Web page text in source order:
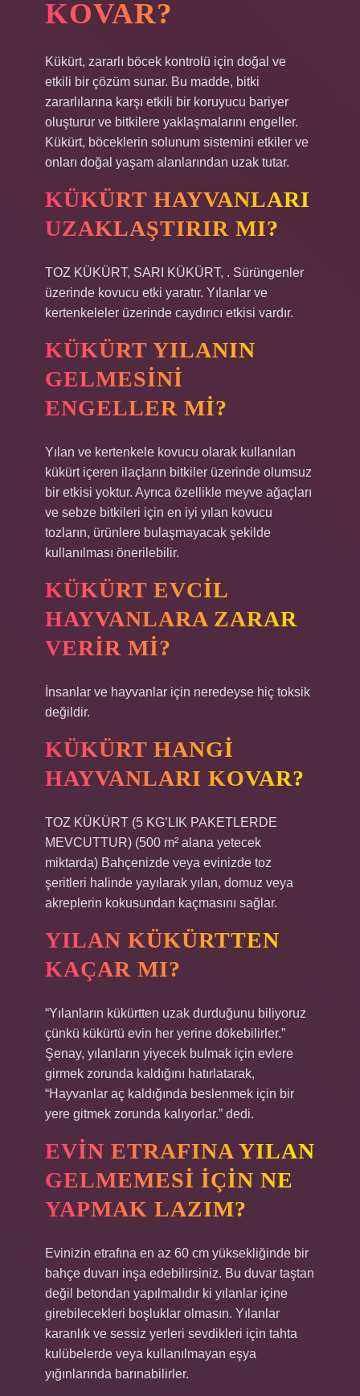
KOVAR?
Kükürt, zararlı böcek kontrolü için doğal ve
etkili bir çözüm sunar. Bu madde, bitki
zararlılarına karşı etkili bir koruyucu bariyer
oluşturur ve bitkilere yaklaşmalarını engeller.
Kükürt, böceklerin solunum sistemini etkiler ve
onları doğal yaşam alanlarından uzak tutar.
KÜKÜRT HAYVANLARI
UZAKLAŞTIRIR MI?
TOZ KÜKÜRT, SARI KÜKÜRT, . Sürüngenler
üzerinde kovucu etki yaratır. Yılanlar ve
kertenkeleler üzerinde caydırıcı etkisi vardır.
KÜKÜRT YILANIN
GELMESINI
ENGELLER MI?
Yılan ve kertenkele kovucu olarak kullanılan
kükürt içeren ilaçların bitkiler üzerinde olumsuz
bir etkisi yoktur. Ayrıca özellikle meyve ağaçları
ve sebze bitkileri için en iyi yılan kovucu
tozların, ürünlere bulaşmayacak şekilde
kullanılması önerilebilir.
KÜKÜRT EVCIL
HAYVANLARA ZARAR
VERIR MI?
İnsanlar ve hayvanlar için neredeyse hiç toksik
değildir.
KÜKÜRT HANGI
HAYVANLARI KOVAR?
TOZ KÜKÜRT (5 KG’LIK PAKETLERDE
MEVCUTTUR) (500 m² alana yetecek
miktarda) Bahçenizde veya evinizde toz
şeritleri halinde yayılarak yılan, domuz veya
akreplerin kokusundan kaçmasını sağlar.
YILAN KÜKÜRTTEN
KAÇAR MI?
“Yılanların kükürtten uzak durduğunu biliyoruz
çünkü kükürtü evin her yerine dökebilirler.”
Şenay, yılanların yiyecek bulmak için evlere
girmek zorunda kaldığını hatırlatarak,
“Hayvanlar aç kaldığında beslenmek için bir
yere gitmek zorunda kalıyorlar.” dedi.
EVIN ETRAFINA YILAN
GELMEMESI IÇIN NE
YAPMAK LAZIM?
Evinizin etrafına en az 60 cm yüksekliğinde bir
bahçe duvarı inşa edebilirsiniz. Bu duvar taştan
değil betondan yapılmalıdır ki yılanlar içine
girebilecekleri boşluklar olmasın. Yılanlar
karanlık ve sessiz yerleri sevdikleri için tahta
kulübelerde veya kullanılmayan eşya
yığınlarında barınabilirler.